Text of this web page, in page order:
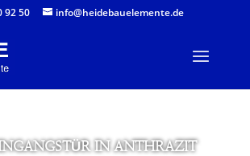
92 50 info@heidebauelemente.de
IN ANTHRAZIT